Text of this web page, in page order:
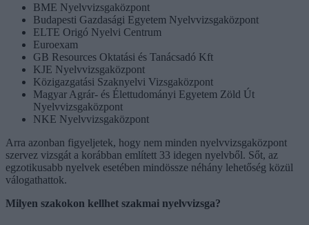
BME Nyelvvizsgaközpont
Budapesti Gazdasági Egyetem Nyelvvizsgaközpont
ELTE Origó Nyelvi Centrum
Euroexam
GB Resources Oktatási és Tanácsadó Kft
KJE Nyelvvizsgaközpont
Közigazgatási Szaknyelvi Vizsgaközpont
Magyar Agrár- és Élettudományi Egyetem Zöld Út
Nyelvvizsgaközpont
NKE Nyelvvizsgaközpont
Arra azonban figyeljetek, hogy nem minden nyelvvizsgaközpont
szervez vizsgát a korábban említett 33 idegen nyelvből. Sőt, az
egzotikusabb nyelvek esetében mindössze néhány lehetőség közül
válogathattok.
Milyen szakokon kellhet szakmai nyelvvizsga?